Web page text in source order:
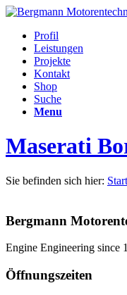
Profil
Leistungen
Projekte
Kontakt
Shop
Suche
Menu
Maserati
Sie befinden sich hier:
Bergmann
Engine Engineering since
Öffnungszeiten